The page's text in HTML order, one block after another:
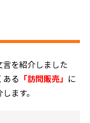
を紹介しました
ある
「訪問販売」
に
ます。